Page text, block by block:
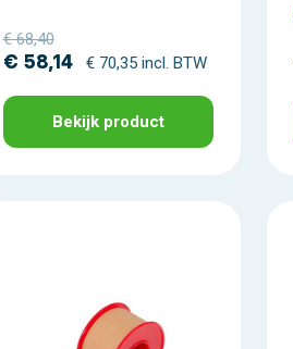
€ 68,40
€ 58,14 € 70,35 incl. BTW
Bekijk product